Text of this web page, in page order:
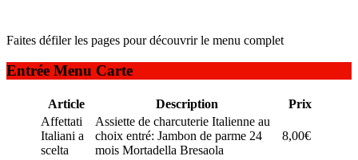
Faites défiler les pages pour découvrir le menu complet
Entrée Menu Carte
Article Description
Prix
Affettati
Italiani a
scelta
Assiette de charcuterie Italienne au
choix entré: Jambon de parme 24
mois Mortadella Bresaola
8,00€